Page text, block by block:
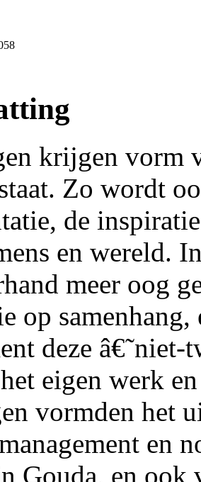
krijgen vorm
Zo wordt
de
en wereld.
meer oog
op
deze
eigen werk
vormden het
Gouda, en ook